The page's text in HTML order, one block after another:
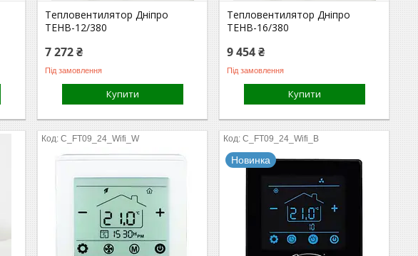
Тепловентилятор Дніпро
ТЕНВ-12/380
7 272 ₴
Під замовлення
Купити
Тепловентилятор Дніпро
ТЕНВ-16/380
9 454 ₴
Під замовлення
Купити
C_FT09_24_Wifi_W C_FT09_24_Wifi_B
Новинка